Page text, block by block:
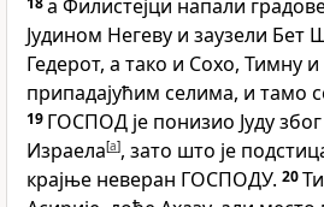
а Филистејци напали
Јудином Негеву и заузели Бет
Гедерот, а тако и Сохо, Тимну
припадајућим селима, и тамо
19 ГОСПОД је понизио Јуду
Израела[a], зато што је
крајње неверан ГОСПОДУ. 20